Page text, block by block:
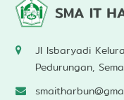
Jl Isbaryadi
Pedurungan,